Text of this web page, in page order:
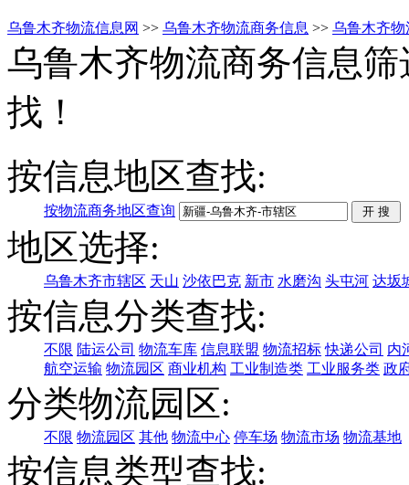
乌鲁木齐物流信息网 >> 乌鲁木齐物流商务信息 >> 乌鲁木齐
乌鲁木齐物流商务信息筛
找！
按信息地区查找:
按物流商务地区查询
地区选择:
乌鲁木齐市辖区 天山 沙依巴克 新市 水磨沟 头屯河 达坂
按信息分类查找:
不限 陆运公司 物流车库 信息联盟 物流招标 快递公司 内
航空运输 物流园区 商业机构 工业制造类 工业服务类 政
分类物流园区:
不限 物流园区 其他 物流中心 停车场 物流市场 物流基地
按信息类型查找: